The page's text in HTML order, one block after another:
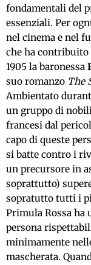
fondamentali del
essenziali. Per
nel cinema e nel
che ha
1905 la baronessa
suo romanzo The
Ambientato
un gruppo di
francesi dal
capo di queste
si batte contro i
un precursore in
soprattutto)
sopratutto tutti i
Primula Rossa ha
persona
minimamente
mascherata.